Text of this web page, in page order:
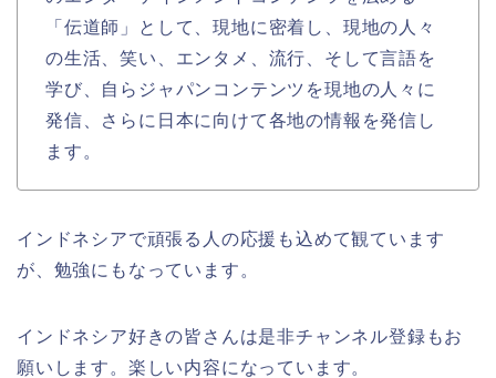
「伝道師」として、現地に密着し、現地の人々
の生活、笑い、エンタメ、流行、そして言語を
学び、自らジャパンコンテンツを現地の人々に
発信、さらに日本に向けて各地の情報を発信し
ます。
インドネシアで頑張る人の応援も込めて観ています
が、勉強にもなっています。
インドネシア好きの皆さんは是非チャンネル登録もお
願いします。楽しい内容になっています。